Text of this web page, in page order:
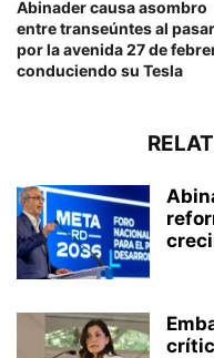
Abinader causa asombro
entre transeúntes al pasar
por la avenida 27 de
conduciendo su Tesla